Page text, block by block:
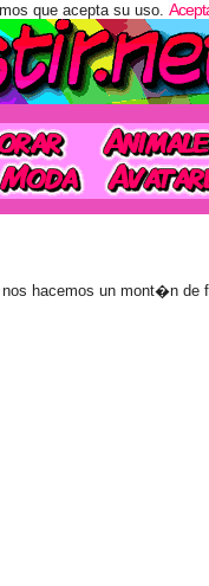
hacemos un mont�n de
que acepta su uso.